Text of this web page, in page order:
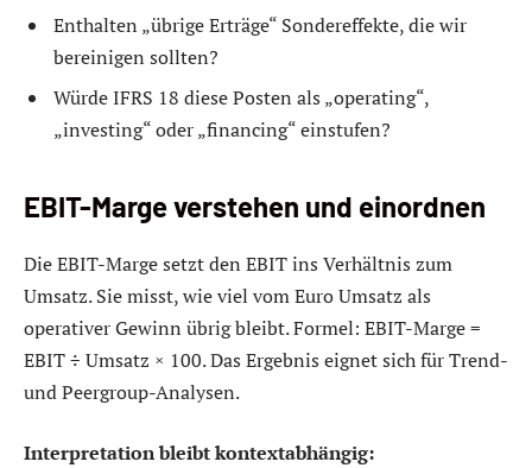
Enthalten „übrige Erträge“ Sondereffekte, die wir
bereinigen sollten?
Würde IFRS 18 diese Posten als „operating“,
„investing“ oder „financing“ einstufen?
EBIT-Marge verstehen und einordnen
Die EBIT-Marge setzt den EBIT ins Verhältnis zum
Umsatz. Sie misst, wie viel vom Euro Umsatz als
operativer Gewinn übrig bleibt. Formel: EBIT-Marge =
EBIT ÷ Umsatz × 100. Das Ergebnis eignet sich für Trend-
und Peergroup-Analysen.
Interpretation bleibt kontextabhängig: